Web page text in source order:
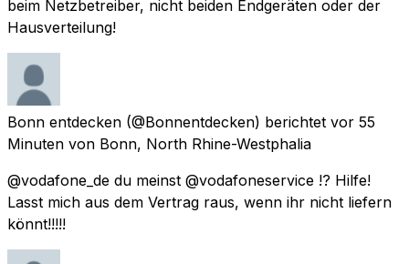
beim Netzbetreiber, nicht beiden Endgeräten oder der
Hausverteilung!
Bonn entdecken (@Bonnentdecken) berichtet vor 55
Minuten von Bonn, North Rhine-Westphalia
@vodafone_de du meinst @vodafoneservice !? Hilfe!
Lasst mich aus dem Vertrag raus, wenn ihr nicht liefern
könnt!!!!!